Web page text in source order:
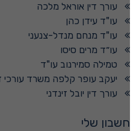
עורך דין אוראל מלכה
עו"ד עידן כהן
עו"ד מנחם מנדל-צנעני
עו״ד מרים סיסו
טמילה סמירנוב עו"ד
יעקב עופר קלפה משרד עורכי דין
עורך דין יובל זינדני
חשבון שלי